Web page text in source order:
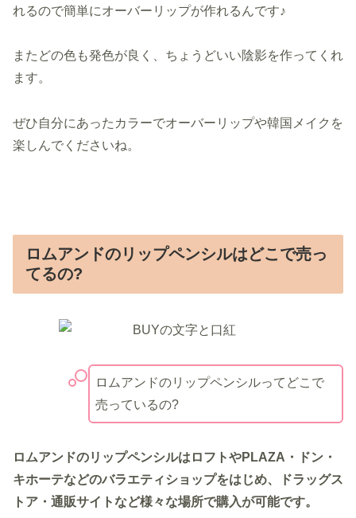
れるので簡単にオーバーリップが作れるんです♪
またどの色も発色が良く、ちょうどいい陰影を作ってくれ
ます。
ぜひ自分にあったカラーでオーバーリップや韓国メイクを
楽しんでくださいね。
ロムアンドのリップペンシルはどこで売っ
てるの?
ロムアンドのリップペンシルってどこで
売っているの?
ロムアンドのリップペンシルはロフトやPLAZA・ドン・
キホーテなどのバラエティショップをはじめ、ドラッグス
トア・通販サイトなど様々な場所で購入が可能です。